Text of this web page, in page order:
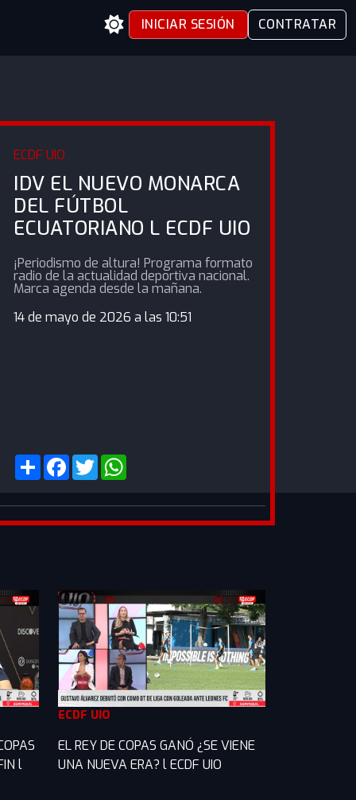
INICIAR SESIÓN CONTRATAR
ECDF UIO
IDV EL NUEVO MONARCA
DEL FÚTBOL
ECUATORIANO L ECDF UIO
¡Periodismo de altura! Programa formato
radio de la actualidad deportiva nacional.
Marca agenda desde la mañana.
14 de mayo de 2026 a las 10:51
l
ECDF UIO
EL REY DE COPAS GANÓ ¿SE VIENE
UNA NUEVA ERA? l ECDF UIO